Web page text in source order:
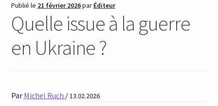
Auteurs
Actualités
Publié le 21 février 2026par Éditeur
Quelle issue à la guerre
en Ukraine ?
Par Michel Ruch /13.02.2026